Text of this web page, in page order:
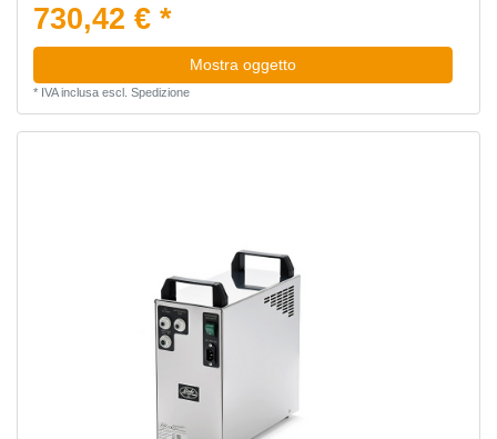
730,42 € *
Mostra oggetto
* IVA inclusaescl. Spedizione